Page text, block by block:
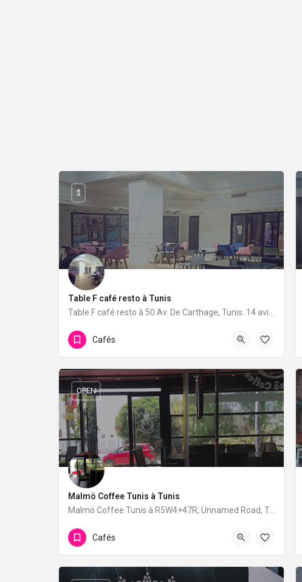
Table F café resto à Tunis
$
Cafés
Malmö Coffee Tunis à Tunis
Malmö Coffee Tunis à R5W4+47R, Unnamed Road, Tunis. 33 avis avec une note de 4.2/5.
OPEN
Cafés